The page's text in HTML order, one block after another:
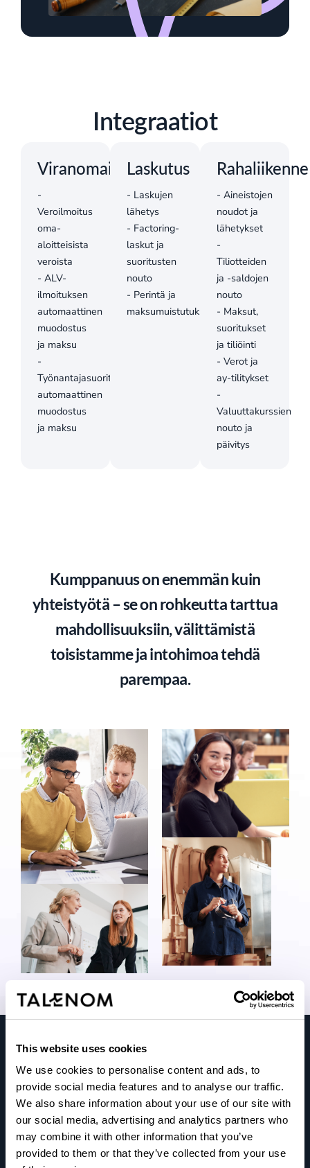
This website uses cookies
We use cookies to personalise content and ads, to
provide social media features and to analyse our traffic.
We also share information about your use of our site with
our social media, advertising and analytics partners who
may combine it with other information that you’ve
provided to them or that they’ve collected from your use
Integraatiot
Viranomaisilmoitukset
-
Veroilmoitus
oma-
aloitteisista
veroista
- ALV-
ilmoituksen
automaattinen
muodostus
ja maksu
-
Työnantajasuoritusten
automaattinen
muodostus
ja maksu
Laskutus
- Laskujen
lähetys
- Factoring-
laskut ja
suoritusten
nouto
- Perintä ja
maksumuistutukset
Rahaliikenne
- Aineistojen
noudot ja
lähetykset
-
Tiliotteiden
ja -saldojen
nouto
- Maksut,
suoritukset
ja tiliöinti
- Verot ja
ay-tilitykset
-
Valuuttakurssien
nouto ja
päivitys
Kumppanuus on enemmän kuin
yhteistyötä – se on rohkeutta tarttua
mahdollisuuksiin, välittämistä
toisistamme ja intohimoa tehdä
parempaa.
Talenom tarjoaa yrittäjille luotettavaa, selkeää ja oikea-
aikaista taloustietoa.
Ymmärrämme yrityksesi arjen, vastaamme tarpeisiisi ja
ennakoimme puolestasi, jotta päätöksenteko olisi